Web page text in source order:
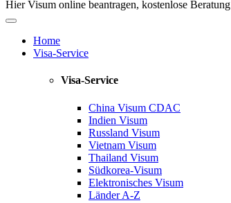
Hier Visum online beantragen, kostenlose Beratung
Home
Visa-Service
Visa-Service
China Visum CDAC
Indien Visum
Russland Visum
Vietnam Visum
Thailand Visum
Südkorea-Visum
Elektronisches Visum
Länder A-Z